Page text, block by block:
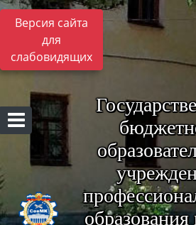
Версия сайта
для
слабовидящих
образования